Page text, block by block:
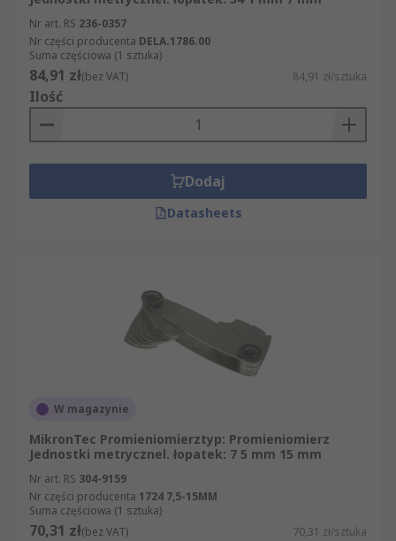
Nr art. RS 236-0357
Nr części producenta DELA.1786.00
Suma częściowa (1 sztuka)
84,91 zł(bez VAT) 84,91 zł/sztuka
Ilość
Dodaj
Datasheets
W magazynie
MikronTec Promieniomierztyp: Promieniomierz
Jednostki metrycznel. łopatek: 7 5 mm 15 mm
Nr art. RS 304-9159
Nr części producenta 1724 7,5-15MM
Suma częściowa (1 sztuka)
70,31 zł(bez VAT) 70,31 zł/sztuka